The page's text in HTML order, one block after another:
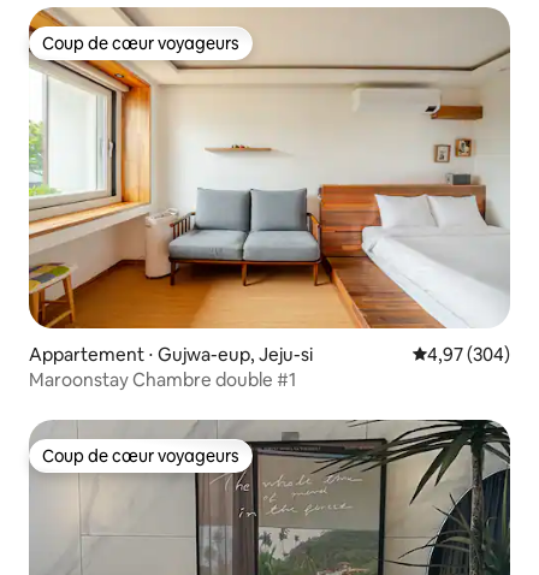
restaurants #Étage supérieur #Terrasse #Laverie
#Nouveau Jeju
Coup de cœur voyageurs
Coup de cœur voyageurs
Appartement ⋅ Gujwa-eup, Jeju-si Évaluation
4,97 (304)
Maroonstay Chambre double #1
Coup de cœur voyageurs
Coup de cœur voyageurs